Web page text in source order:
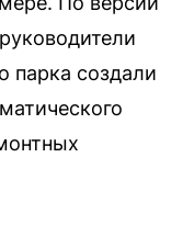
парка создали